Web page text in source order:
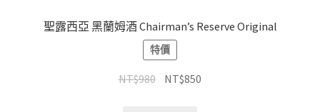
聖露西亞 黑蘭姆酒 Chairman’s Reserve Original
特價
NT$980 NT$850